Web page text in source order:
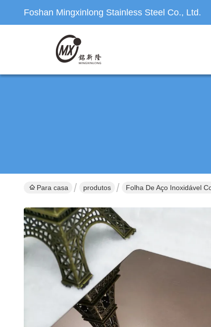
Foshan Mingxinlong Stainless Steel Co., Ltd.
Para casa produtos Folha De Aço Inoxidável